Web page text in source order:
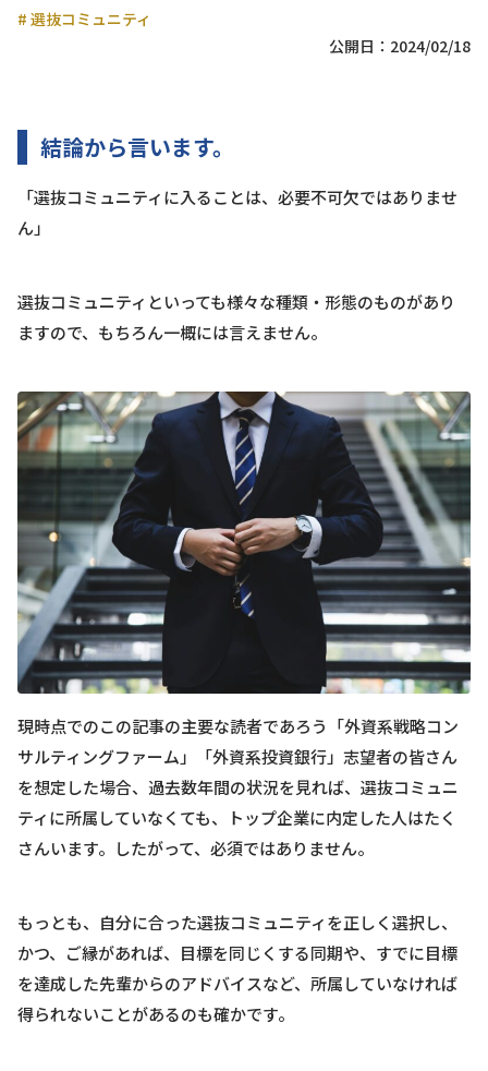
# 選抜コミュニティ
公開日：2024/02/18
結論から言います。
「選抜コミュニティに入ることは、必要不可欠ではありませ
ん」
選抜コミュニティといっても様々な種類・形態のものがあり
ますので、もちろん一概には言えません。
現時点でのこの記事の主要な読者であろう「外資系戦略コン
サルティングファーム」「外資系投資銀行」志望者の皆さん
を想定した場合、過去数年間の状況を見れば、選抜コミュニ
ティに所属していなくても、トップ企業に内定した人はたく
さんいます。したがって、必須ではありません。
もっとも、自分に合った選抜コミュニティを正しく選択し、
かつ、ご縁があれば、目標を同じくする同期や、すでに目標
を達成した先輩からのアドバイスなど、所属していなければ
得られないことがあるのも確かです。